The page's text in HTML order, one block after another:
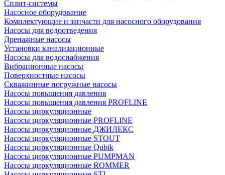
Сплит-системы
Насосное оборудование
Комплектующие и запчасти для насосного оборудования
Насосы для водоотведения
Дренажные насосы
Установки канализационные
Насосы для водоснабжения
Вибрационные насосы
Поверхностные насосы
Скважинные погружные насосы
Насосы повышения давления
Насосы повышения давления PROFLINE
Насосы циркуляционные
Насосы циркуляционные PROFLINE
Насосы циркуляционные ДЖИЛЕКС
Насосы циркуляционные STOUT
Насосы циркуляционные Qubik
Насосы циркуляционные PUMPMAN
Насосы циркуляционные ROMMER